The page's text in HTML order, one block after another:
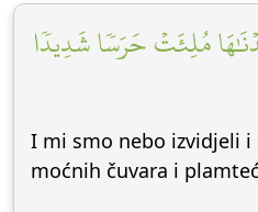
مُلِئَتۡ حَرَسٗا شَدِيدٗا
I mi smo nebo izvidjeli
moćnih čuvara i